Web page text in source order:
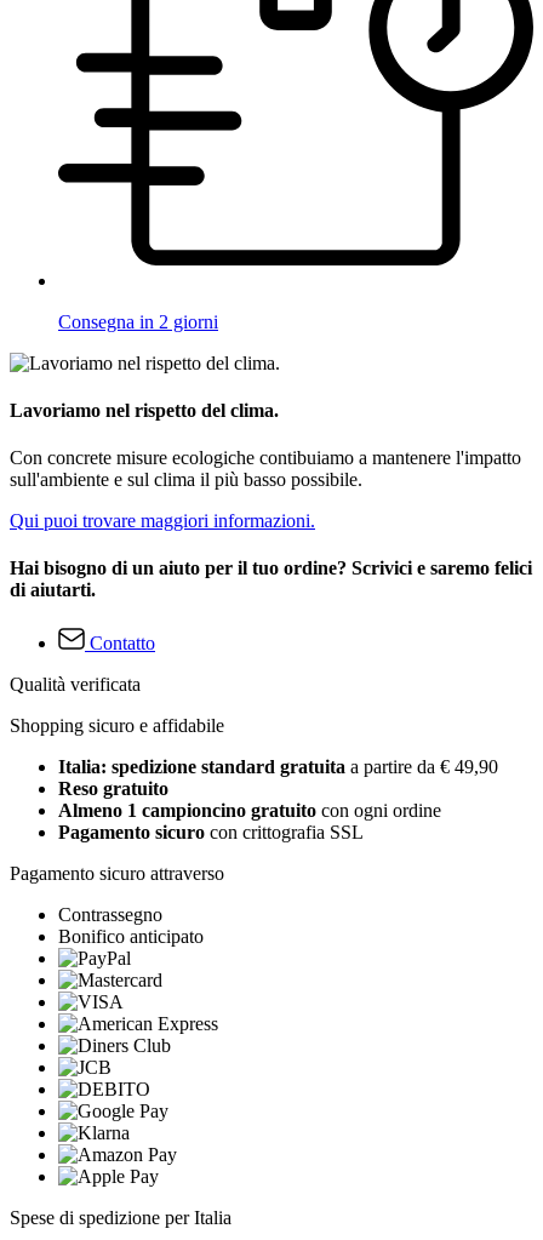
Consegna in 2 giorni
Lavoriamo nel rispetto del clima.
Con concrete misure ecologiche contibuiamo a mantenere l'impatto
sull'ambiente e sul clima il più basso possibile.
Qui puoi trovare maggiori informazioni.
Hai bisogno di un aiuto per il tuo ordine? Scrivici e saremo felici
di aiutarti.
Contatto
Qualità verificata
Shopping sicuro e affidabile
Italia: spedizione standard gratuita a partire da € 49,90
Reso gratuito
Almeno 1 campioncino gratuito con ogni ordine
Pagamento sicuro con crittografia SSL
Pagamento sicuro attraverso
Contrassegno
Bonifico anticipato
Spese di spedizione per Italia